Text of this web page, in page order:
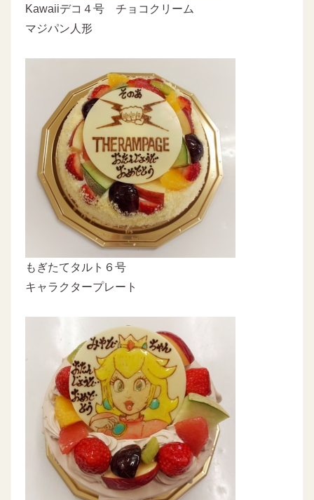
Kawaiiデコ４号 チョコクリーム
マジパン人形
もぎたてタルト６号
キャラクタープレート